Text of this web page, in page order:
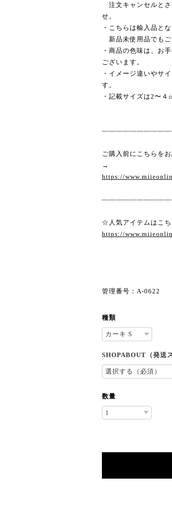
注文キャンセルとさ
せ。
・こちらは輸入品と
新品未使用品でもご
・商品の色味は、お
ございます。
・イメージ違いやサ
す。
・記載サイズは2〜４
ご購入前にこちらを
→
https://
☆人気アイテムはこ
https://
管理番号：A-0622
種類
SHOPABOUT（発送
数量